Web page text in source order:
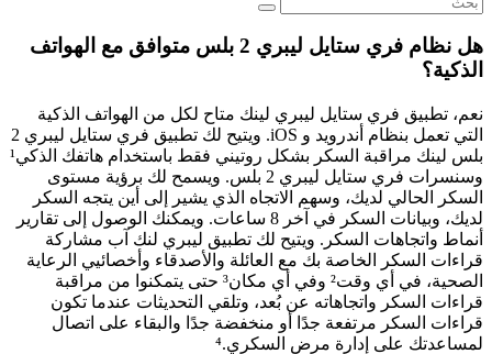
هل نظام فري ستايل ليبري 2 بلس متوافق مع الهواتف
الذكية؟
نعم، تطبيق فري ستايل ليبري لينك متاح لكل من الهواتف الذكية
التي تعمل بنظام أندرويد و iOS. ويتيح لك تطبيق فري ستايل ليبري 2
بلس لينك مراقبة السكر بشكل روتيني فقط باستخدام هاتفك الذكي¹
وسنسرات فري ستايل ليبري 2 بلس. ويسمح لك برؤية مستوى
السكر الحالي لديك، وسهم الاتجاه الذي يشير إلى أين يتجه السكر
لديك، وبيانات السكر في آخر 8 ساعات. ويمكنك الوصول إلى تقارير
أنماط واتجاهات السكر. ويتيح لك تطبيق ليبري لنك آب مشاركة
قراءات السكر الخاصة بك مع العائلة والأصدقاء وأخصائيي الرعاية
الصحية، في أي وقت² وفي أي مكان³ حتى يتمكنوا من مراقبة
قراءات السكر واتجاهاته عن بُعد، وتلقي التحديثات عندما تكون
قراءات السكر مرتفعة جدًا أو منخفضة جدًا والبقاء على اتصال